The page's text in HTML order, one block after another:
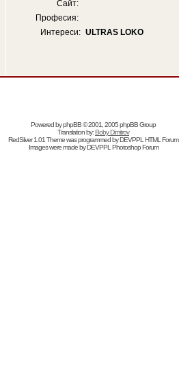
Сайт:
Професия:
Интереси: ULTRAS LOKO
Powered byphpBB© 2001, 2005 phpBB Group
Translation by:Boby Dimitrov
RedSilver 1.01 Theme was programmed byDEVPPL HTML Forum
Images were made byDEVPPL Photoshop Forum